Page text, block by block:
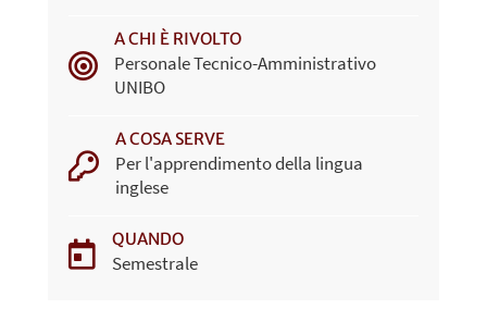
A CHI È RIVOLTO
Personale Tecnico-Amministrativo
UNIBO
A COSA SERVE
Per l'apprendimento della lingua
inglese
QUANDO
Semestrale